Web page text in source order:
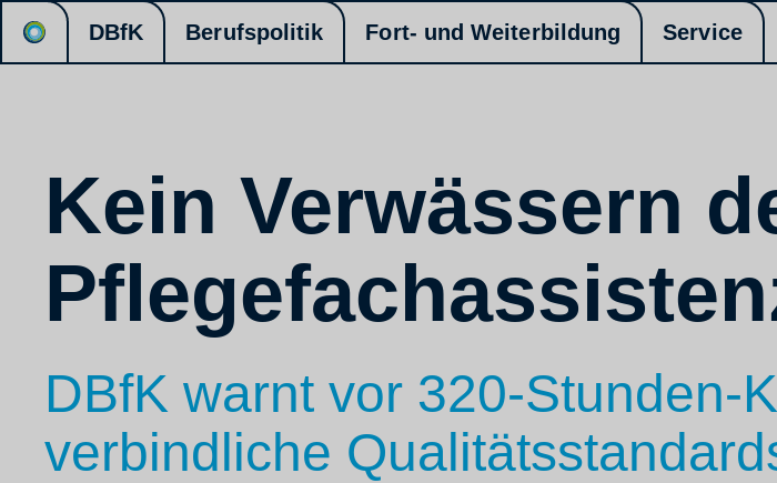
DBfK Berufspolitik Fort- und Weiterbildung Service
Kein Verwässern
DBfK warnt vor 320-Stunden-
verbindliche